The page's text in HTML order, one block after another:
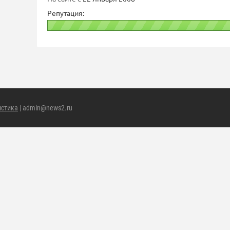
Репутация:
| admin@news2.ru